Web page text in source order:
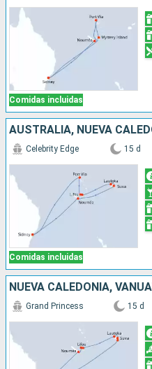
Comidas incluidas
Comidas incluidas
Celebrity Edge 15 d
Grand Princess 15 d